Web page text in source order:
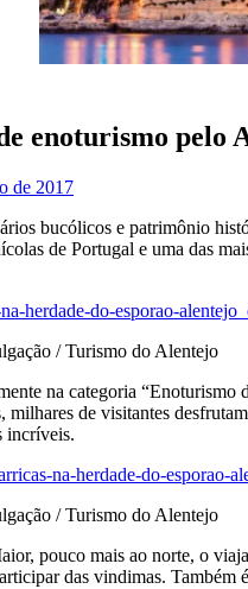
enoturismo pelo
de 2017
bucólicos e patrimônio
de Portugal e uma das
/ Turismo do Alentejo
na categoria
milhares de visitantes
incríveis.
/ Turismo do Alentejo
pouco mais ao norte, o
das vindimas. Também